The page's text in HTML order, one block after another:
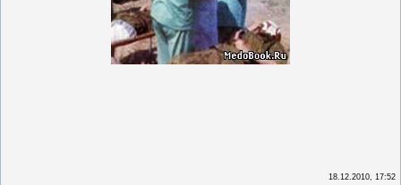
18.12.2010, 17:52